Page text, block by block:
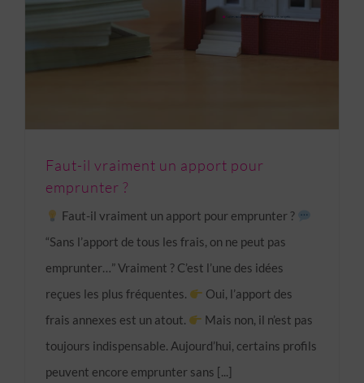
Faut-il vraiment un apport pour
emprunter ?
Faut-il vraiment un apport pour emprunter ?
“Sans l’apport de tous les frais, on ne peut pas
emprunter…” Vraiment ? C’est l’une des idées
reçues les plus fréquentes.
Oui, l’apport des
frais annexes est un atout.
Mais non, il n’est pas
toujours indispensable. Aujourd’hui, certains profils
peuvent encore emprunter sans [...]